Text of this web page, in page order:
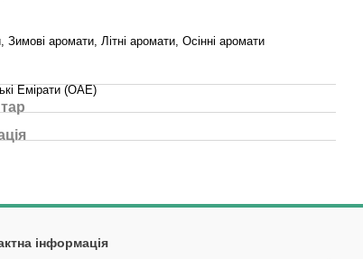
Зимові аромати, Літні аромати, Осінні аромати
Емірати (ОАЕ)
інформація